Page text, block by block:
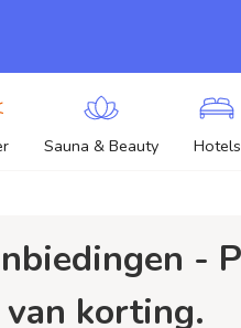
Sauna & Beauty Hotels
korting.